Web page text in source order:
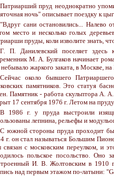
Патриарший пруд неоднократно
ночь" описывает поездку к
"Вдруг сани остановились... Налево
место и несколько голых
пруды, коли изволите знать,
Г. П. Данилевский поселяет
М. А. Булгаков начинает
небывало жаркого заката, в Москве,
Сейчас около бывшего
памятников. Это статуя
Памятник - работа скульптора А.
17 сентября 1976 г. Летом на
В 1986 г. у пруда выстроили
лепнина, рельефы и
С южной стороны пруда проходит
г. он стал называться Большим
связан с московским переулком, и
польское посольство.
И. В. Жолтовским в 1910
над первым этажом по-латыни: